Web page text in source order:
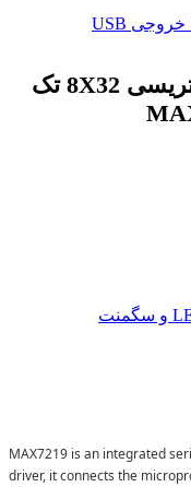
ماژول صفحه نمایش LED ماتریسی 8X32 تک
MAX7219 is an integrated
driver, it connects the